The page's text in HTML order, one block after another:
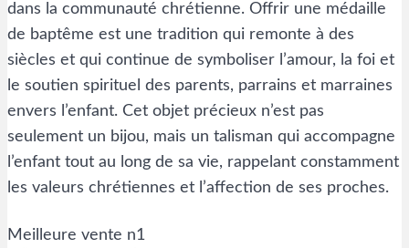
dans la communauté chrétienne. Offrir une médaille
de baptême est une tradition qui remonte à des
siècles et qui continue de symboliser l’amour, la foi et
le soutien spirituel des parents, parrains et marraines
envers l’enfant. Cet objet précieux n’est pas
seulement un bijou, mais un talisman qui accompagne
l’enfant tout au long de sa vie, rappelant constamment
les valeurs chrétiennes et l’affection de ses proches.
Meilleure vente n1